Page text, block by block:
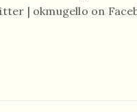
| okmugello on